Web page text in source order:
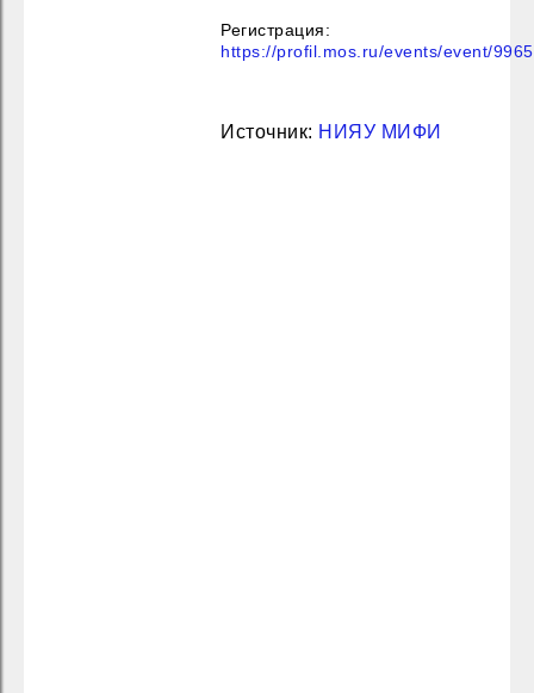
Регистрация:
https://profil.mos.ru/events/event/
Источник: НИЯУ МИФИ